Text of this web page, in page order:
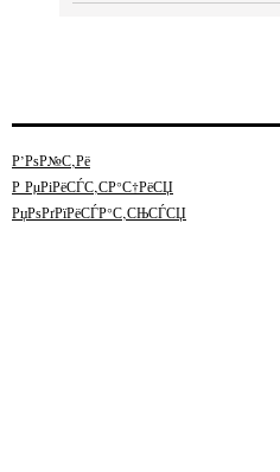
Р’РѕР№С‚Рё
Р РµРіРёСЃС‚СР°С†РёСЏ
РџРѕРґРїРёСЃР°С‚СЊСЃСЏ